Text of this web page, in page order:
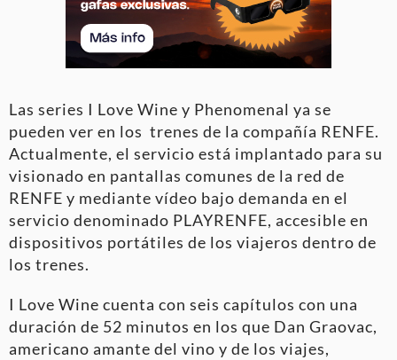
Las series I Love Wine y Phenomenal ya se
pueden ver en los trenes de la compañía RENFE.
Actualmente, el servicio está implantado para su
visionado en pantallas comunes de la red de
RENFE y mediante vídeo bajo demanda en el
servicio denominado PLAYRENFE, accesible en
dispositivos portátiles de los viajeros dentro de
los trenes.
I Love Wine cuenta con seis capítulos con una
duración de 52 minutos en los que Dan Graovac,
americano amante del vino y de los viajes,